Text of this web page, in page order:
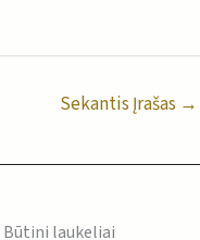
Sekantis Įrašas →
Būtini laukeliai